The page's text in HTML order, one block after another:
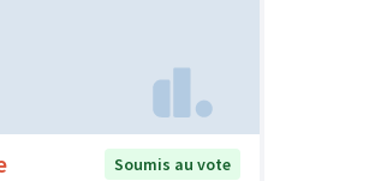
Soumis au vote